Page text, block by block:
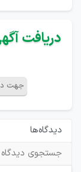
دریافت
جهت
دیدگاه‌ها
جستجوی دیدگاه